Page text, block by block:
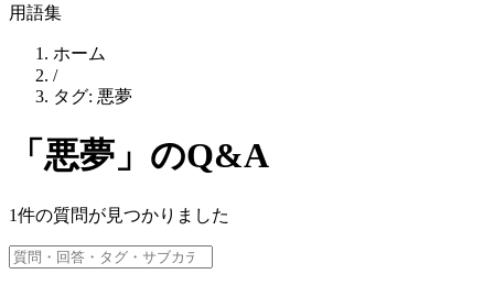
用語集
ホーム
/
タグ: 悪夢
「 悪夢 」のQ&A
1件の質問が見つかりました